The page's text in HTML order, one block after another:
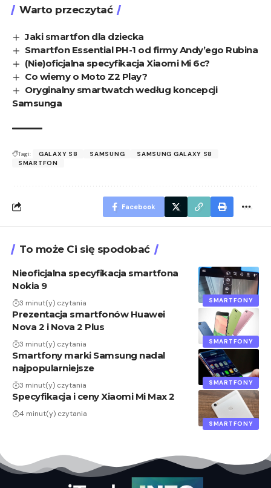
Warto przeczytać
Jaki smartfon dla dziecka
Smartfon Essential PH-1 od firmy Andy’ego Rubina
(Nie)oficjalna specyfikacja Xiaomi Mi 6c?
Co wiemy o Moto Z2 Play?
Oryginalny smartwatch według koncepcji
Samsunga
Tagi: GALAXY S8 SAMSUNG
SAMSUNG GALAXY S8
SMARTFON
Facebook
To może Ci się spodobać
SMARTFONY
Nieoficjalna specyfikacja smartfona
Nokia 9
3 minut(y) czytania
SMARTFONY
Prezentacja smartfonów Huawei
Nova 2 i Nova 2 Plus
3 minut(y) czytania
SMARTFONY
Smartfony marki Samsung nadal
najpopularniejsze
3 minut(y) czytania
SMARTFONY
Specyfikacja i ceny Xiaomi Mi Max 2
4 minut(y) czytania